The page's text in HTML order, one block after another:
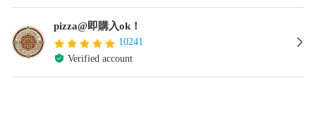
pizza@即購入ok！
10241
Verified account